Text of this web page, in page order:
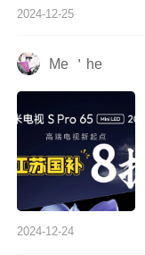
2024-12-25
Me ＇he
2024-12-24